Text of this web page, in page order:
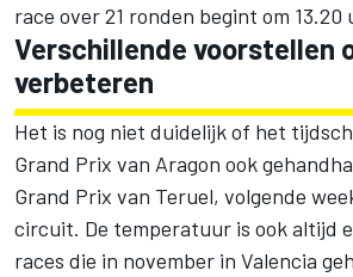
race over 21 ronden begint om 13.20
Verschillende voorstellen
verbeteren
Het is nog niet duidelijk of het
Grand Prix van Aragon ook
Grand Prix van Teruel, volgende
circuit. De temperatuur is ook altijd
races die in november in Valencia